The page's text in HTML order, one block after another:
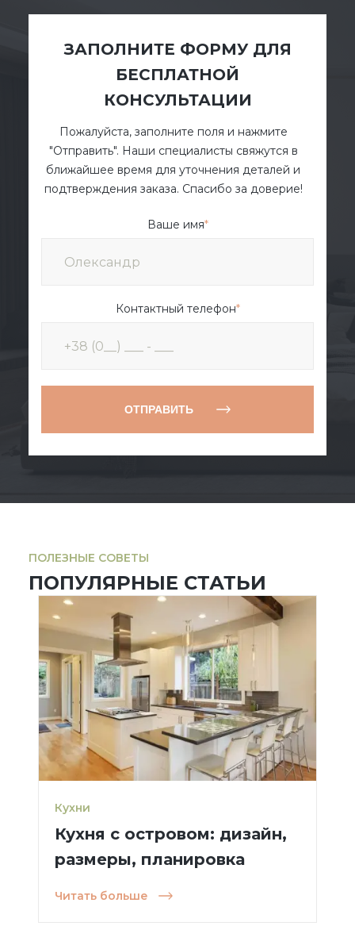
ЗАПОЛНИТЕ ФОРМУ ДЛЯ
БЕСПЛАТНОЙ
КОНСУЛЬТАЦИИ
Пожалуйста, заполните поля и нажмите
"Отправить". Наши специалисты свяжутся в
ближайшее время для уточнения деталей и
подтверждения заказа. Спасибо за доверие!
Ваше имя*
Контактный телефон*
ОТПРАВИТЬ
ПОЛЕЗНЫЕ СОВЕТЫ
ПОПУЛЯРНЫЕ СТАТЬИ
Кухни
Кухня с островом: дизайн,
размеры, планировка
Читать больше